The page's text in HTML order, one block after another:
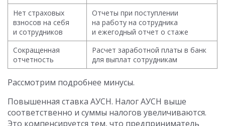
Нет страховых
взносов на себя
и сотрудников
Отчеты при поступлении
на работу на сотрудника
и ежегодный отчет о стаже
Сокращенная
отчетность
Расчет заработной платы в банк
для выплат сотрудникам
Рассмотрим подробнее минусы.
Повышенная ставка АУСН. Налог АУСН выше
соответственно и суммы налогов увеличиваются.
Это компенсируется тем, что предприниматель